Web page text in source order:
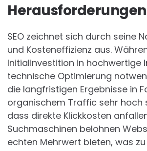
Herausforderungen
SEO zeichnet sich durch seine
und Kosteneffizienz aus.
Initialinvestition in hochwertige
technische Optimierung
die langfristigen Ergebnisse in
organischem Traffic sehr hoch
dass direkte Klickkosten
Suchmaschinen belohnen
echten Mehrwert bieten, was